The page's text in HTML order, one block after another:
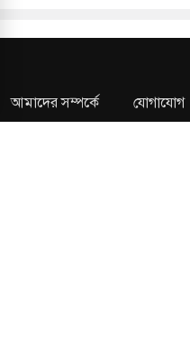
আমাদের সম্পর্কে যোগাযোগ